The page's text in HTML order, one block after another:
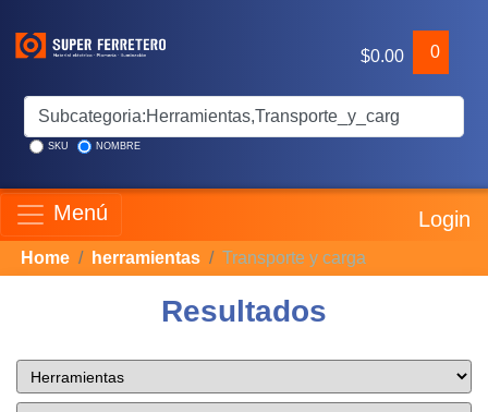
$0.00 0
SKU NOMBRE
Menú Login
Home herramientas Transporte y carga
Resultados